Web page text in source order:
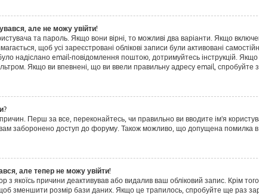
але не можу увійти!
та пароль. Якщо вони вірні, то можливі два варіанти. Якщо
щоб усі зареєстровані облікові записи були активовані
надіслано email-повідомлення поштою, дотримуйтесь інструкцій.
Якщо ви впевнені, що ви ввели правильну адресу email, спробуйте
причин. Перш за все, переконайтесь, чи правильно ви вводите ім'я
заборонено доступ до форуму. Також можливо, що допущена помилка в
але тепер не можу увійти!
з якоїсь причини деактивував або видалив ваш обліковий запис. Крім
зменшити розмір бази даних. Якщо це трапилось, спробуйте ще раз